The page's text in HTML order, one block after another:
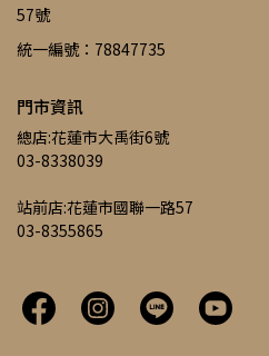
57號
統一編號：78847735
門市資訊
總店:花蓮市大禹街6號
03-8338039
站前店:花蓮市國聯一路57
03-8355865